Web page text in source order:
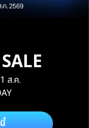
ส.ค.